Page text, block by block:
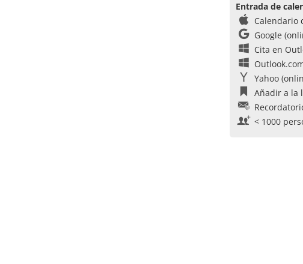
Entrada de
Calendario
Google
Cita en
Yahoo
Añadir a la
< 1000